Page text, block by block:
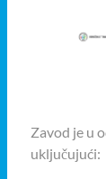
Zavod je u
uključujući: